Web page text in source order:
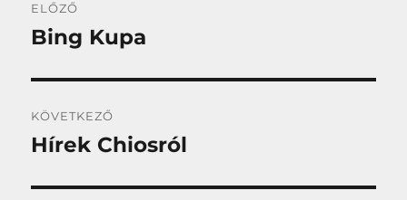
navigáció
ELŐZŐ
Korábbi
Bing Kupa
KÖVETKEZŐ
Következő
Hírek Chiosról